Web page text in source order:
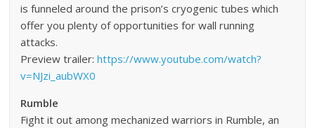
is funneled around the prison’s cryogenic tubes which
offer you plenty of opportunities for wall running
attacks.
Preview trailer:https://www.youtube.com/watch?
v=NJzi_aubWX0
Rumble
Fight it out among mechanized warriors in Rumble, an